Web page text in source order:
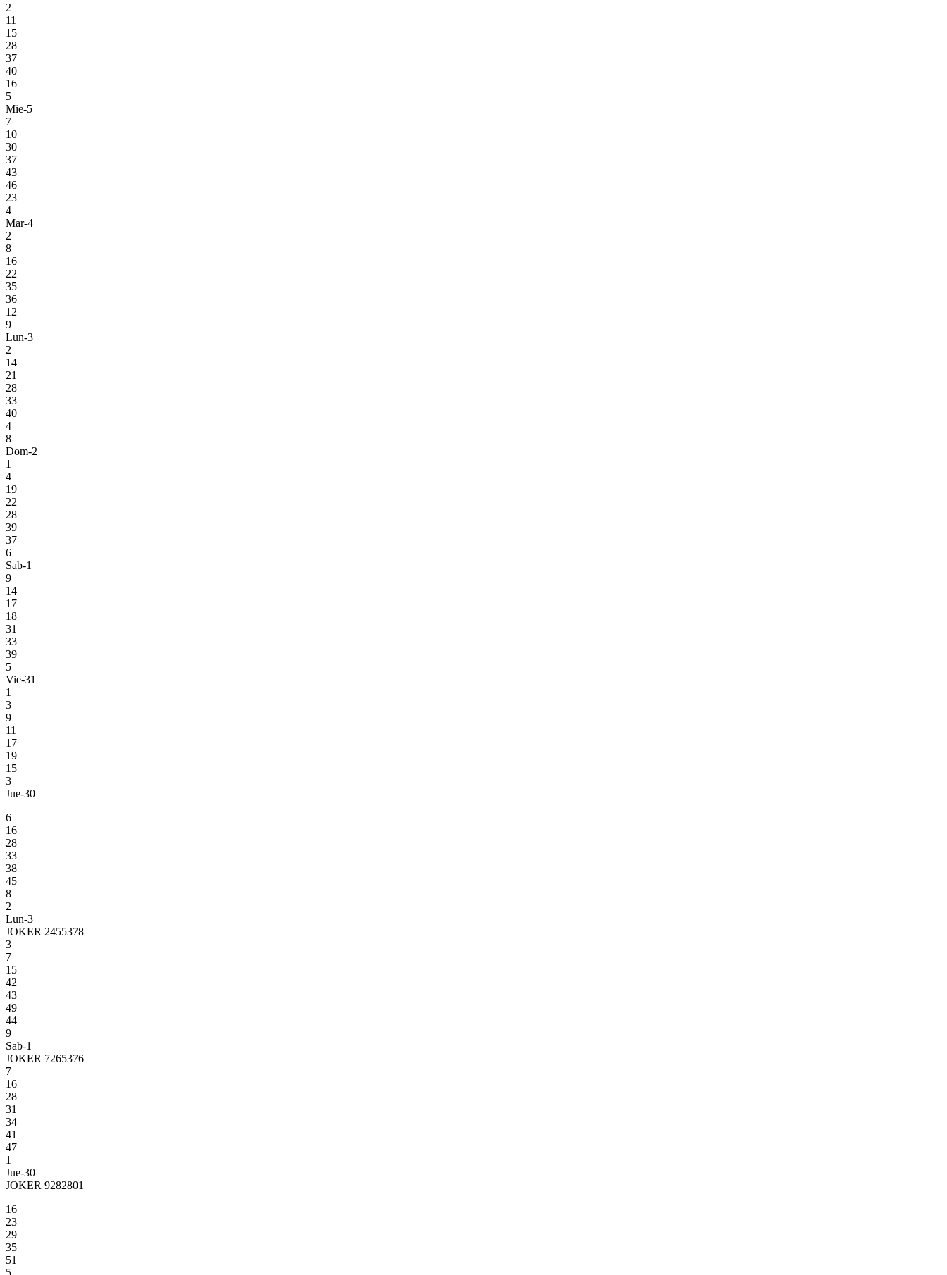
2
11
15
28
37
40
16
5
Mie-5
7
10
30
37
43
46
23
4
Mar-4
2
8
16
22
35
36
12
9
Lun-3
2
14
21
28
33
40
4
8
Dom-2
1
4
19
22
28
39
37
6
Sab-1
9
14
17
18
31
33
39
5
Vie-31
1
3
9
11
17
19
15
3
Jue-30
6
16
28
33
38
45
8
2
Lun-3
JOKER 2455378
3
7
15
42
43
49
44
9
Sab-1
JOKER 7265376
7
16
28
31
34
41
47
1
Jue-30
JOKER 9282801
16
23
29
35
51
5